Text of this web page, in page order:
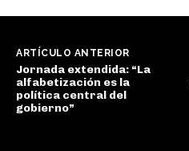
ARTÍCULO ANTERIOR
Jornada extendida: “La
alfabetización es la
política central del
gobierno”